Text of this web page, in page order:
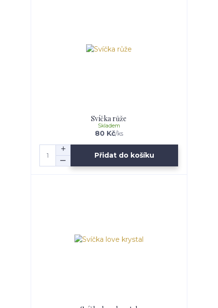
Svíčka růže
80 Kč/ks
Skladem
Přidat do košíku